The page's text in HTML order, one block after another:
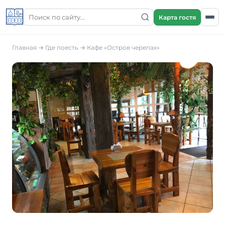
Карта гостя
Главная → Где поесть → Кафе «Остров черепах»